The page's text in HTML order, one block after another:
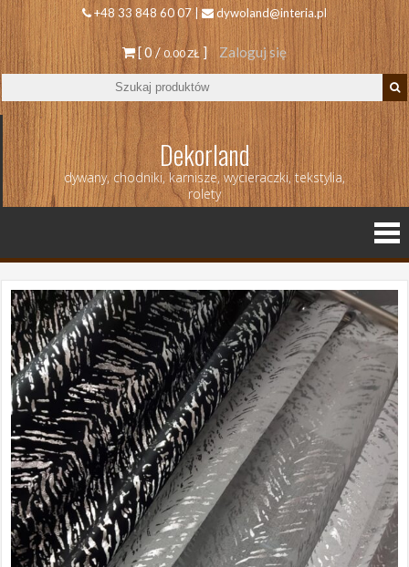
+48 33 848 60 07 | dywoland@interia.pl
[ 0 /0.00 ZŁ ] Zaloguj się
Dekorland
dywany, chodniki, karnisze, wycieraczki, tekstylia,
rolety